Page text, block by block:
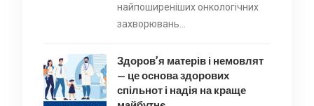
найпоширеніших онкологічних
захворювань…
Здоров’я матерів і немовлят
— це основа здорових
спільнот і надія на краще